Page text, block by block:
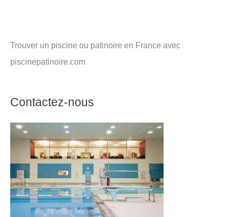
Trouver un piscine ou patinoire en France avec
piscinepatinoire.com
Contactez-nous